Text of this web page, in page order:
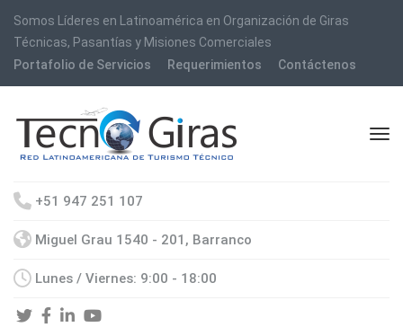
Somos Líderes en Latinoamérica en Organización de Giras
Técnicas, Pasantías y Misiones Comerciales
Portafolio de Servicios
Requerimientos Contáctenos
+51 947 251 107
Miguel Grau 1540 - 201, Barranco
Lunes / Viernes: 9:00 - 18:00